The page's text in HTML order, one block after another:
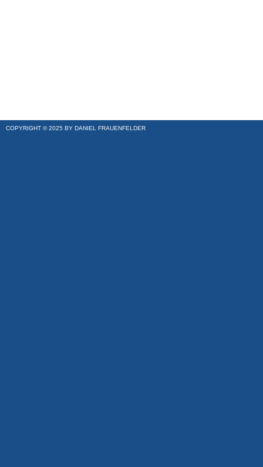
COPYRIGHT © 2025 BY DANIEL FRAUENFELDER